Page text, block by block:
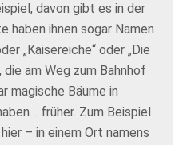
davon gibt es in der
haben ihnen sogar Namen
„Kaisereiche“ oder „Die
die am Weg zum Bahnhof
magische Bäume in
früher. Zum Beispiel
– in einem Ort namens